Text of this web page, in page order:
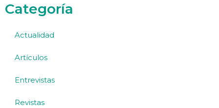
Categoría
Actualidad
Artículos
Entrevistas
Revistas